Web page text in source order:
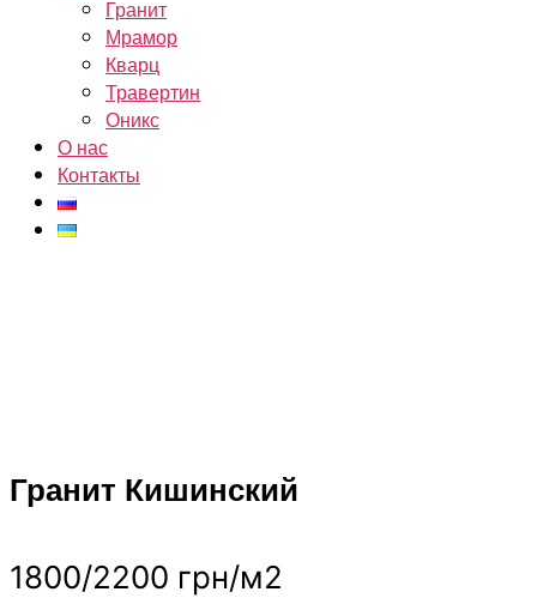
Гранит
Мрамор
Кварц
Травертин
Оникс
О нас
Контакты
Гранит Кишинский
1800/2200 грн/м2